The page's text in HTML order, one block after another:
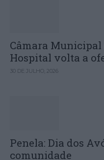
Câmara
Hospital volta a
30 DE JULHO, 2026
Penela: Dia dos
comunidade